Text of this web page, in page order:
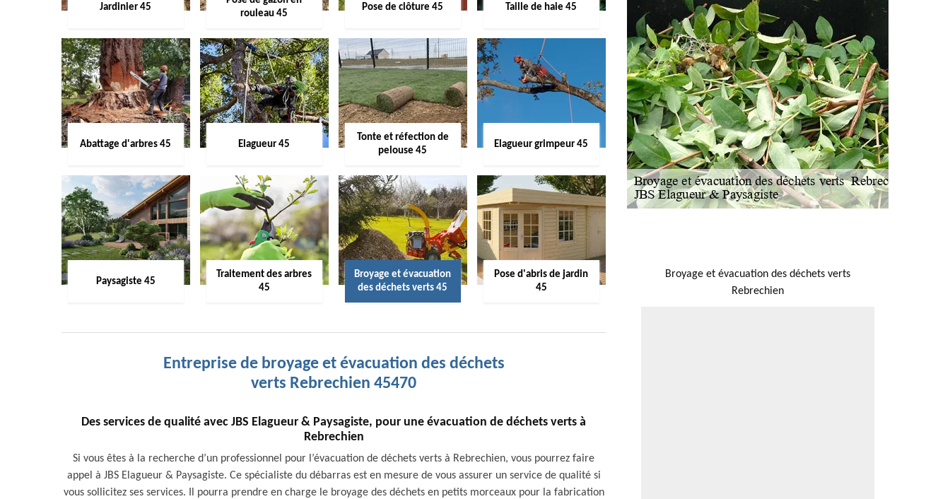
Jardinier 45
rouleau 45
Pose de clôture 45 Taille de haie 45
Abattage d'arbres 45 Elagueur 45
Tonte et réfection de
pelouse 45
Elagueur grimpeur 45
Paysagiste 45
Traitement des arbres
45
Broyage et évacuation
des déchets verts 45
Pose d'abris de jardin
45
Entreprise de broyage et évacuation des déchets
verts Rebrechien 45470
Des services de qualité avec JBS Elagueur & Paysagiste, pour une évacuation de déchets verts à
Rebrechien
Si vous êtes à la recherche d’un professionnel pour l’évacuation de déchets verts à Rebrechien, vous pourrez faire
appel à JBS Elagueur & Paysagiste. Ce spécialiste du débarras est en mesure de vous assurer un service de qualité si
vous sollicitez ses services. Il pourra prendre en charge le broyage des déchets en petits morceaux pour la fabrication
Broyage et évacuation des déchets verts
Rebrechien